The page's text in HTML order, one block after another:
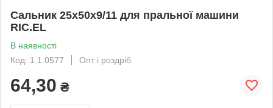
Сальник 25x50x9/11 для пральної машини
RIC.EL
В наявності
Код: 1.1.0577
Опт і роздріб
64,30 ₴